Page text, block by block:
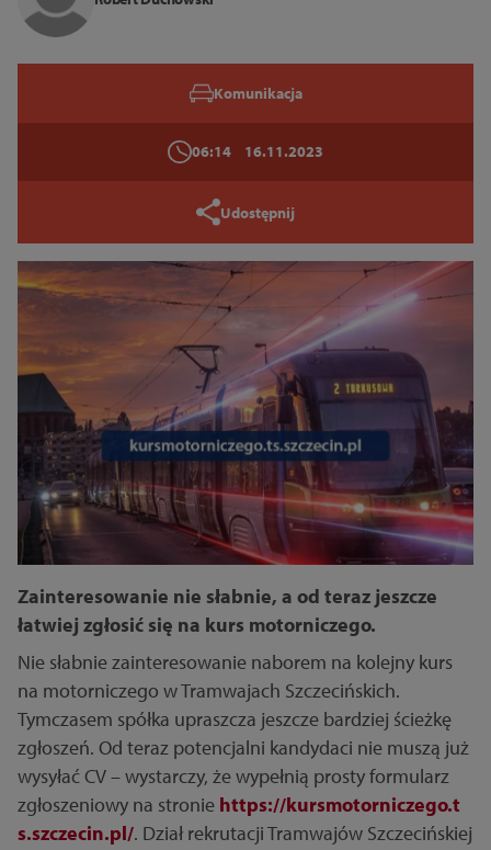
Komunikacja
06:14 16.11.2023
Udostępnij
Zainteresowanie nie słabnie, a od teraz jeszcze
łatwiej zgłosić się na kurs motorniczego.
Nie słabnie zainteresowanie naborem na kolejny kurs
na motorniczego w Tramwajach Szczecińskich.
Tymczasem spółka upraszcza jeszcze bardziej ścieżkę
zgłoszeń. Od teraz potencjalni kandydaci nie muszą już
wysyłać CV – wystarczy, że wypełnią prosty formularz
zgłoszeniowy na stronie https://kursmotorniczego.t
s.szczecin.pl/. Dział rekrutacji Tramwajów Szczecińskiej